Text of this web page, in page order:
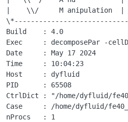
|    \\/     M anipulation  |
Build    : 4.0
Exec     : decomposePar -
Date     : May 17 2024
Time     : 10:04:23
Host     : dyfluid
PID      : 65508
CtrlDict : "/home/dyfluid/
Case     : /home/dyfluid/
nProcs   : 1